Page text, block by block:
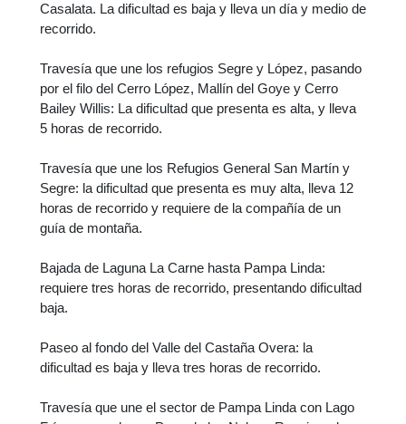
Casalata. La dificultad es baja y lleva un día y medio de
recorrido.
Travesía que une los refugios Segre y López, pasando
por el filo del Cerro López, Mallín del Goye y Cerro
Bailey Willis: La dificultad que presenta es alta, y lleva
5 horas de recorrido.
Travesía que une los Refugios General San Martín y
Segre: la dificultad que presenta es muy alta, lleva 12
horas de recorrido y requiere de la compañía de un
guía de montaña.
Bajada de Laguna La Carne hasta Pampa Linda:
requiere tres horas de recorrido, presentando dificultad
baja.
Paseo al fondo del Valle del Castaña Overa: la
dificultad es baja y lleva tres horas de recorrido.
Travesía que une el sector de Pampa Linda con Lago